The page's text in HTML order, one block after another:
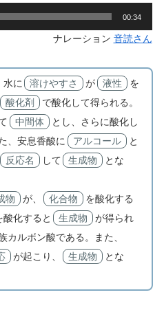
00:34
ナレーション 音読さん
水に 溶けやすさ が 液性
を
酸化剤
で酸化して得られる。
中間体
とし、さらに酸化し
、安息香酸に アルコール
と
反応名 して 生成物
とな
物 が、 化合物
を酸化する
酸化すると 生成物
が得られ
カルボン酸である。また、
が起こり、 生成物
とな